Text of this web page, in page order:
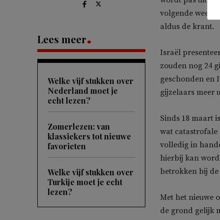
Lees meer
Welke vijf stukken over
Nederland moet je
echt lezen?
Zomerlezen: van
klassiekers tot nieuwe
favorieten
Welke vijf stukken over
Turkije moet je echt
lezen?
volgende week.
aldus de krant.
Israël
zouden nog 24
geschonden en
gijzelaars meer
Sinds 18 maart
wat catastrofale
volledig in
hierbij kan
betrokken bij
Met het nieuwe
de grond gelijk